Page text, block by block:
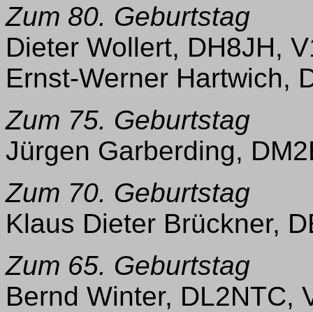
Zum 80. Geburtstag
Dieter Wollert, DH8JH,
Ernst-Werner Hartwich,
Zum 75. Geburtstag
Jürgen Garberding,
Zum 70. Geburtstag
Klaus Dieter Brückner,
Zum 65. Geburtstag
Bernd Winter, DL2NTC,